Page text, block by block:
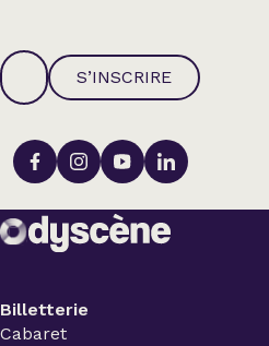
S’INSCRIRE
Billetterie
Cabaret